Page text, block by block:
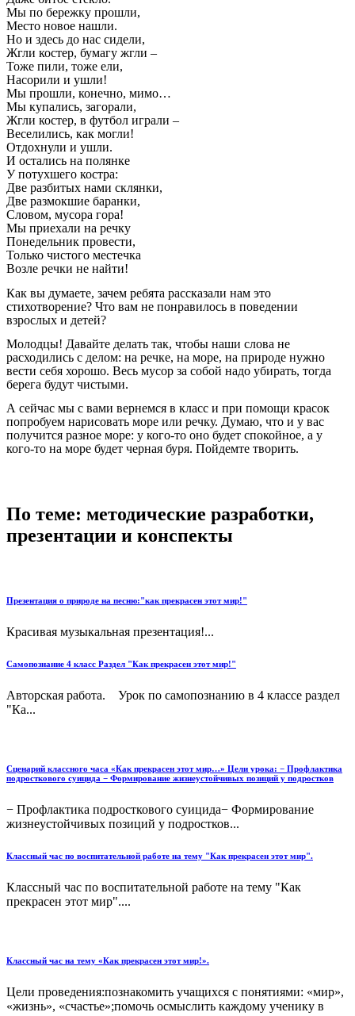
Мы по бережку прошли,
Место новое нашли.
Но и здесь до нас сидели,
Жгли костер, бумагу жгли –
Тоже пили, тоже ели,
Насорили и ушли!
Мы прошли, конечно, мимо…
Мы купались, загорали,
Жгли костер, в футбол играли –
Веселились, как могли!
Отдохнули и ушли.
И остались на полянке
У потухшего костра:
Две разбитых нами склянки,
Две размокшие баранки,
Словом, мусора гора!
Мы приехали на речку
Понедельник провести,
Только чистого местечка
Возле речки не найти!
Как вы думаете, зачем ребята рассказали нам это
стихотворение? Что вам не понравилось в поведении
взрослых и детей?
Молодцы! Давайте делать так, чтобы наши слова не
расходились с делом: на речке, на море, на природе нужно
вести себя хорошо. Весь мусор за собой надо убирать, тогда
берега будут чистыми.
А сейчас мы с вами вернемся в класс и при помощи красок
попробуем нарисовать море или речку. Думаю, что и у вас
получится разное море: у кого-то оно будет спокойное, а у
кого-то на море будет черная буря. Пойдемте творить.
По теме: методические разработки,
презентации и конспекты
Презентация о природе на песню:"как прекрасен этот мир!"
Красивая музыкальная презентация!...
Самопознание 4 класс Раздел "Как прекрасен этот мир!"
Авторская работа. Урок по самопознанию в 4 классе раздел
"Ка...
Сценарий классного часа «Как прекрасен этот мир…» Цели урока: − Профлактика
подросткового суицида − Формирование жизнеустойчивых позиций у подростков
− Профлактика подросткового суицида− Формирование
жизнеустойчивых позиций у подростков...
Классный час по воспитательной работе на тему "Как прекрасен этот мир".
Классный час по воспитательной работе на тему "Как
прекрасен этот мир"....
Классный час на тему «Как прекрасен этот мир!».
Цели проведения:познакомить учащихся с понятиями: «мир»,
«жизнь», «счастье»;помочь осмыслить каждому ученику в